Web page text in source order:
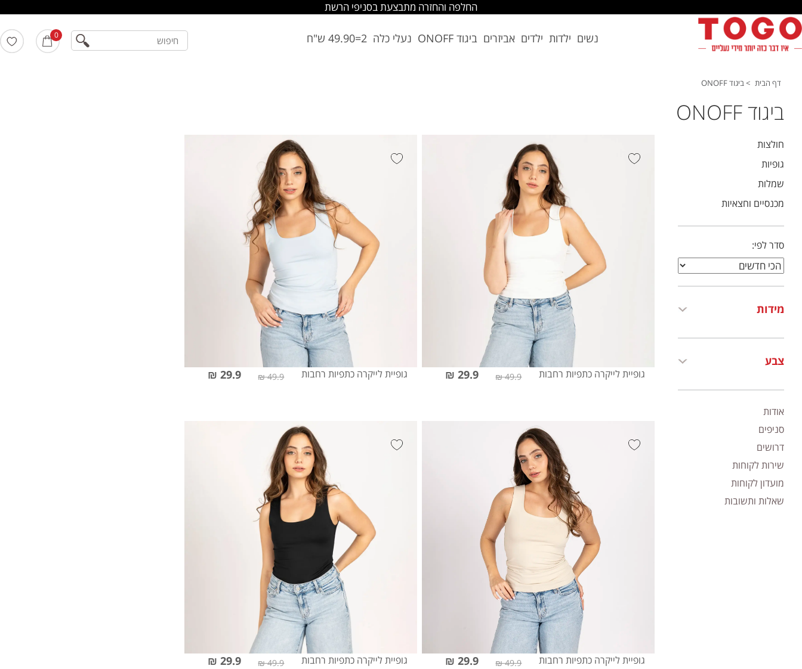
החלפה והחזרה מתבצעת בסניפי הרשת
נשים ילדות ילדים אביזרים ביגוד ONOFF נעלי כלה 2=49.90 ש"ח 0 חיפוש
דף הבית >ביגוד ONOFF
ביגוד ONOFF
חולצות
גופיות
שמלות
מכנסיים וחצאיות
סדר לפי:
מידות
צבע
אודות
סניפים
דרושים
שירות לקוחות
מועדון לקוחות
שאלות ותשובות
גופיית לייקרה כתפיות רחבות 29.9 ₪ 49.9 ₪ גופיית לייקרה כתפיות רחבות 29.9 ₪ 49.9 ₪
גופיית לייקרה כתפיות רחבות 29.9 ₪ 49.9 ₪ גופיית לייקרה כתפיות רחבות 29.9 ₪ 49.9 ₪